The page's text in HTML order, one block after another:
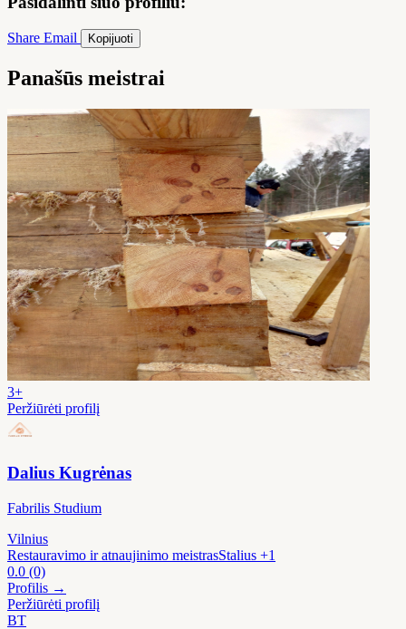
Share Email Kopijuoti
Panašūs meistrai
3+
Peržiūrėti profilį
Dalius Kugrėnas
Fabrilis Studium
Vilnius
Restauravimo ir atnaujinimo meistrasStalius +1
0.0 (0)
Profilis →
Peržiūrėti profilį
BT